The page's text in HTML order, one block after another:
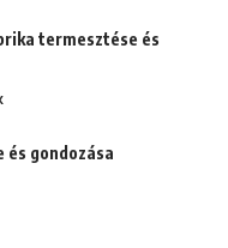
termesztése és
és gondozása